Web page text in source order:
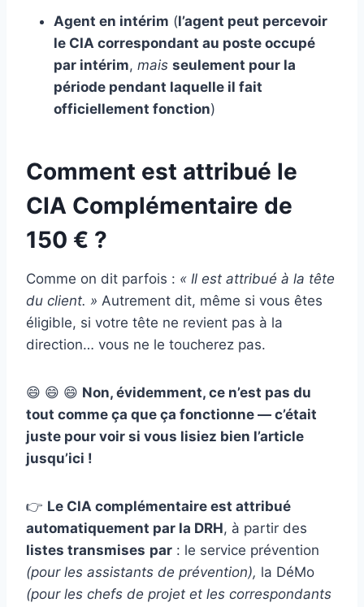
Agent en intérim (l’agent peut percevoir
le CIA correspondant au poste occupé
par intérim, mais seulement pour la
période pendant laquelle il fait
officiellement fonction)
Comment est attribué le
CIA Complémentaire de
150 € ?
Comme on dit parfois : « Il est attribué à la tête
du client. » Autrement dit, même si vous êtes
éligible, si votre tête ne revient pas à la
direction… vous ne le toucherez pas.
😄 😄 😄 Non, évidemment, ce n’est pas du
tout comme ça que ça fonctionne — c’était
juste pour voir si vous lisiez bien l’article
jusqu’ici !
👉 Le CIA complémentaire est attribué
automatiquement par la DRH, à partir des
listes transmises par : le service prévention
(pour les assistants de prévention), la DéMo
(pour les chefs de projet et les correspondants